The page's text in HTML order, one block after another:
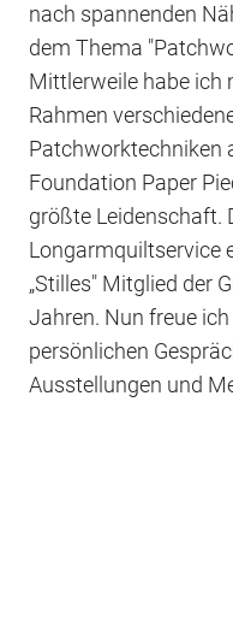
nach spannenden
dem Thema
Mittlerweile habe ich
Rahmen
Patchworktechniken
Foundation Paper
größte Leidenschaft.
Longarmquiltservice
„Stilles" Mitglied der
Jahren. Nun freue
persönlichen
Ausstellungen und